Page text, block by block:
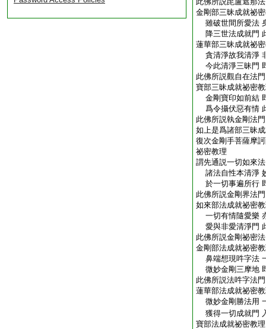
金剛部三昧成就祕
雖破世間所愛法
降三世法成就門
蓮華部三昧成就祕
貪清淨故我清淨
今此清淨三昧門
此佛所説觀自在法門
寶部三昧成就祕密
金剛寶印如前結
爲令攝伏惡有情
此佛所説執金剛法門
如上是爲諸部三昧
復次金剛手菩薩摩
祕密教理
謂先通説一切如來
諸法自性本清淨
於一切事遍所行
此佛所説金剛界法門
如來部法成就祕密
一切有情隨愛樂
愛與非愛清淨門
此佛所説金剛祕密
金剛部法成就祕密
鼻端想現吽字法
微妙金剛三摩地
此佛所説法吽字法門
蓮華部法成就祕密
微妙金剛勝法用
獲得一切成就門
寶部法成就祕密教理